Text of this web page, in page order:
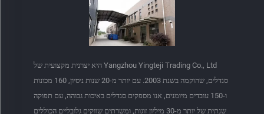
Yangzhou Yingteji Trading Co., Ltd היא יצרנית מקצועית של
סנדלים, שהוקמה בשנת 2003. עם יותר מ-20 שנות ניסיון, 160 מכונות
ו-150 עובדים מיומנים, אנו מספקים סנדלים באיכות גבוהה, עם תפוקה
שנתית של יותר מ-30 מיליון זוגות, ומשרתים שווקים גלובליים הכוללים